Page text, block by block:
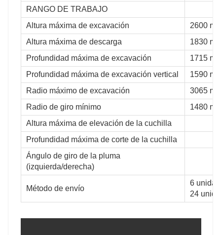
RANGO DE TRABAJO
Altura máxima de excavación
2600
Altura máxima de descarga
1830
Profundidad máxima de excavación
1715
Profundidad máxima de excavación vertical
1590
Radio máximo de excavación
3065
Radio de giro mínimo
1480
Altura máxima de elevación de la cuchilla
Profundidad máxima de corte de la cuchilla
Ángulo de giro de la pluma
(izquierda/derecha)
Método de envío
6
24